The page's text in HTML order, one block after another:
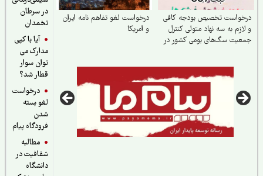
در سرطان
تخمدان
آیا با کپی
مدارک می
توان سوار
قطار شد؟
درخواست
لغو بسته
فرودگاه پیام
مطالبه
شفافیت در
دانشگاه
تخصیص بودجه کافی
به سه نهاد متولی کنترل
سگ‌های بومی کشور در
درخواست لغو تفاهم نامه ایران
و امریکا